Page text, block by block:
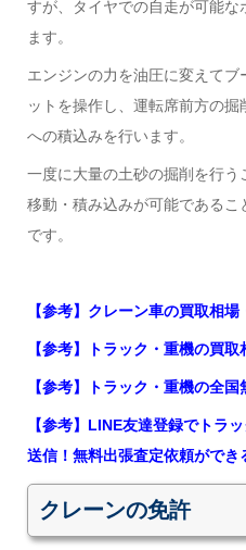
すが、タイヤでの自走が可能な
ます。
エンジンの力を油圧に変えて
ットを操作し、運転席前方の
への積込みを行います。
一度に大量の土砂の掘削を行
移動・積み込みが可能である
です。
【参考】クレーン車の買取相
【参考】トラック・重機の買
【参考】トラック・重機の全
【参考】LINE友達登録でトラ
送信！無料出張査定依頼ができ
クレーンの免許